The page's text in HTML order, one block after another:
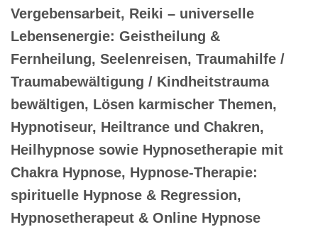
Vergebensarbeit, Reiki – universelle
Lebensenergie: Geistheilung &
Fernheilung, Seelenreisen, Traumahilfe /
Traumabewältigung / Kindheitstrauma
bewältigen, Lösen karmischer Themen,
Hypnotiseur, Heiltrance und Chakren,
Heilhypnose sowie Hypnosetherapie mit
Chakra Hypnose, Hypnose-Therapie:
spirituelle Hypnose & Regression,
Hypnosetherapeut & Online Hypnose